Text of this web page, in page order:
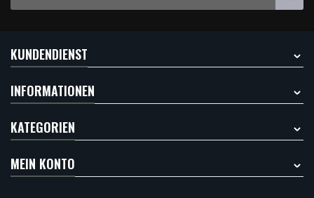
KUNDENDIENST
INFORMATIONEN
KATEGORIEN
MEIN KONTO